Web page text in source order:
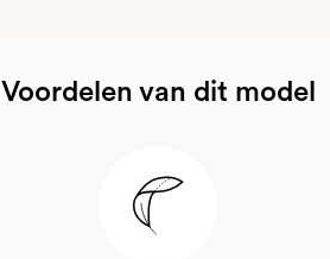
Voordelen van dit model